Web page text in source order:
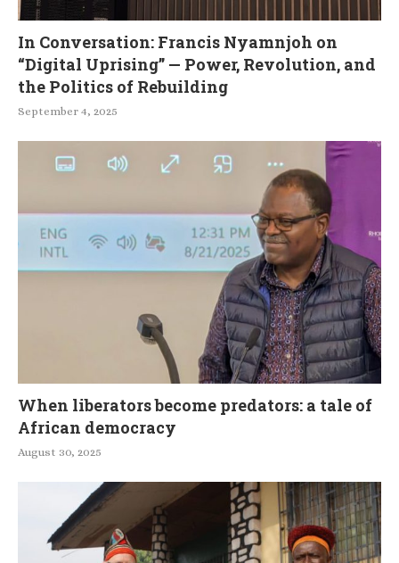
In Conversation: Francis Nyamnjoh on
“Digital Uprising” — Power, Revolution, and
the Politics of Rebuilding
September 4, 2025
When liberators become predators: a tale of
African democracy
August 30, 2025